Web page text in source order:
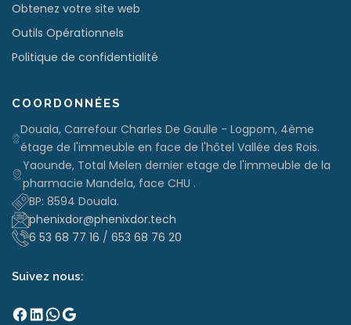
Obtenez votre site web
Outils Opérationnels
Politique de confidentialité
COORDONNÉES
Douala, Carrefour Charles De Gaulle - Logpom, 4ème
étage de l'immeuble en face de l'hôtel Vallée des Rois.
Yaounde, Total Melen dernier etage de l'immeuble de la
pharmacie Mandela, face CHU .
BP: 8594 Douala.
phenixdor@phenixdor.tech
6 53 68 77 16 / 653 68 76 20
Suivez nous:
Facebook LinkedIn WhatsApp Google